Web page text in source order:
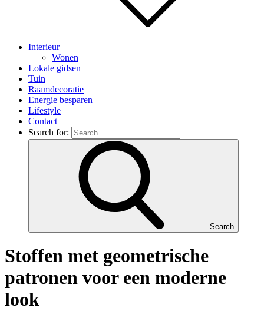
Interieur
Wonen
Lokale gidsen
Tuin
Raamdecoratie
Energie besparen
Lifestyle
Contact
Search for:
Search
Stoffen met geometrische
patronen voor een moderne
look